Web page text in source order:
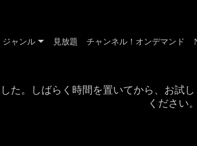
ジャンル 見放題 チャンネル！オンデマンド
た。しばらく時間を置いてから、お試
ください